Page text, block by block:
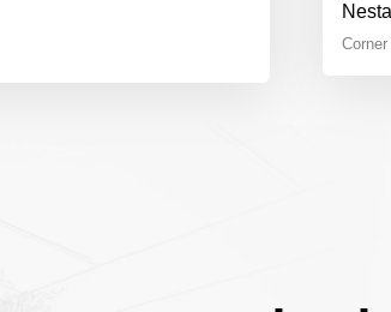
Corner